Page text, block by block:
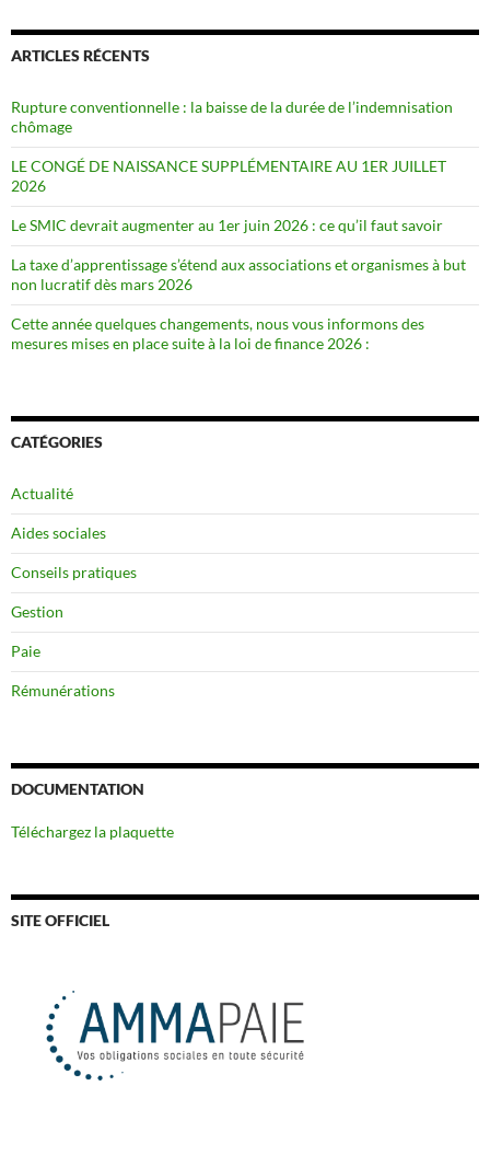
ARTICLES RÉCENTS
Rupture conventionnelle : la baisse de la durée de l’indemnisation
chômage
LE CONGÉ DE NAISSANCE SUPPLÉMENTAIRE AU 1ER JUILLET
2026
Le SMIC devrait augmenter au 1er juin 2026 : ce qu’il faut savoir
La taxe d’apprentissage s’étend aux associations et organismes à but
non lucratif dès mars 2026
Cette année quelques changements, nous vous informons des
mesures mises en place suite à la loi de finance 2026 :
CATÉGORIES
Actualité
Aides sociales
Conseils pratiques
Gestion
Paie
Rémunérations
DOCUMENTATION
Téléchargez la plaquette
SITE OFFICIEL